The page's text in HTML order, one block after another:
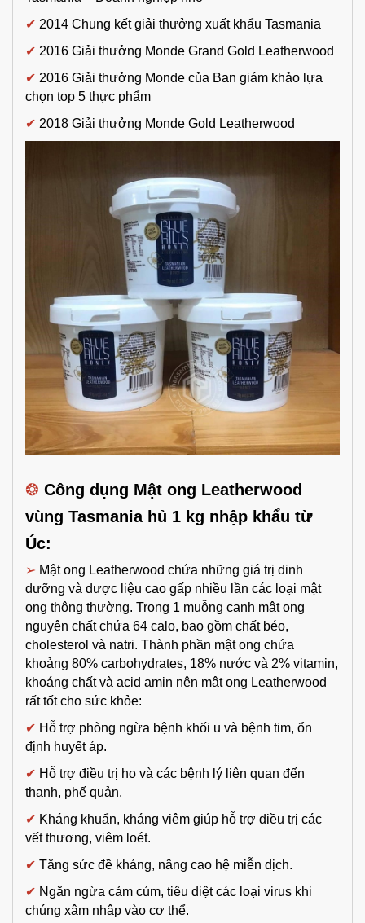
✔ 2014 Chung kết giải thưởng xuất khẩu Tasmania
✔ 2016 Giải thưởng Monde Grand Gold Leatherwood
✔ 2016 Giải thưởng Monde của Ban giám khảo lựa
chọn top 5 thực phẩm
✔ 2018 Giải thưởng Monde Gold Leatherwood
❂ Công dụng Mật ong Leatherwood
vùng Tasmania hủ 1 kg nhập khẩu từ
Úc:
➢ Mật ong Leatherwood chứa những giá trị dinh
dưỡng và dược liệu cao gấp nhiều lần các loại mật
ong thông thường. Trong 1 muỗng canh mật ong
nguyên chất chứa 64 calo, bao gồm chất béo,
cholesterol và natri. Thành phần mật ong chứa
khoảng 80% carbohydrates, 18% nước và 2% vitamin,
khoáng chất và acid amin nên mật ong Leatherwood
rất tốt cho sức khỏe:
✔ Hỗ trợ phòng ngừa bệnh khối u và bệnh tim, ổn
định huyết áp.
✔ Hỗ trợ điều trị ho và các bệnh lý liên quan đến
thanh, phế quản.
✔ Kháng khuẩn, kháng viêm giúp hỗ trợ điều trị các
vết thương, viêm loét.
✔ Tăng sức đề kháng, nâng cao hệ miễn dịch.
✔ Ngăn ngừa cảm cúm, tiêu diệt các loại virus khi
chúng xâm nhập vào cơ thể.